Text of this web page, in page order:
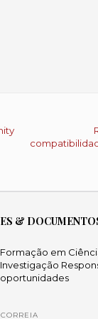
&
Formação em
Investigação
oportunidades